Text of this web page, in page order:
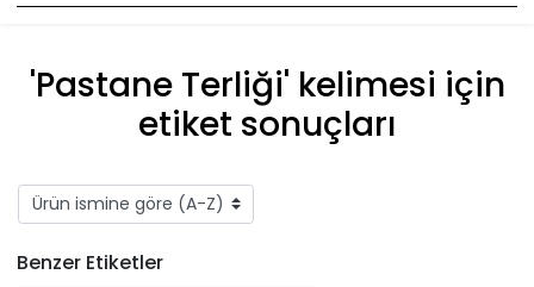
'Pastane Terliği' kelimesi için
etiket sonuçları
Benzer Etiketler